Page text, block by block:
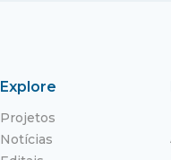
Explore
Projetos
Notícias